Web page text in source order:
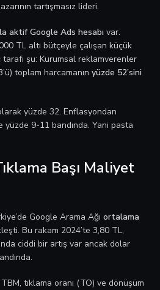
tartışmasız lideri.
aktif Google Ads hesabı var.
TL altı bütçeyle çalışan küçük
şu: Kurumsal reklamverenler
toplam harcamanın yüzde 52’sini
yüzde 32. Enflasyondan
yüzde 9-11 bandında. Yani pasta
Başı Maliyet
Google Arama Ağı ortalama
Bu rakam 2024’te 3,80 TL,
ciddi bir artış var ancak dolar
tıklama oranı (TO) ve dönüşüm